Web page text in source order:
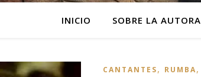
INICIO SOBRE LA AUTORA
CANTANTES, RUMBA,